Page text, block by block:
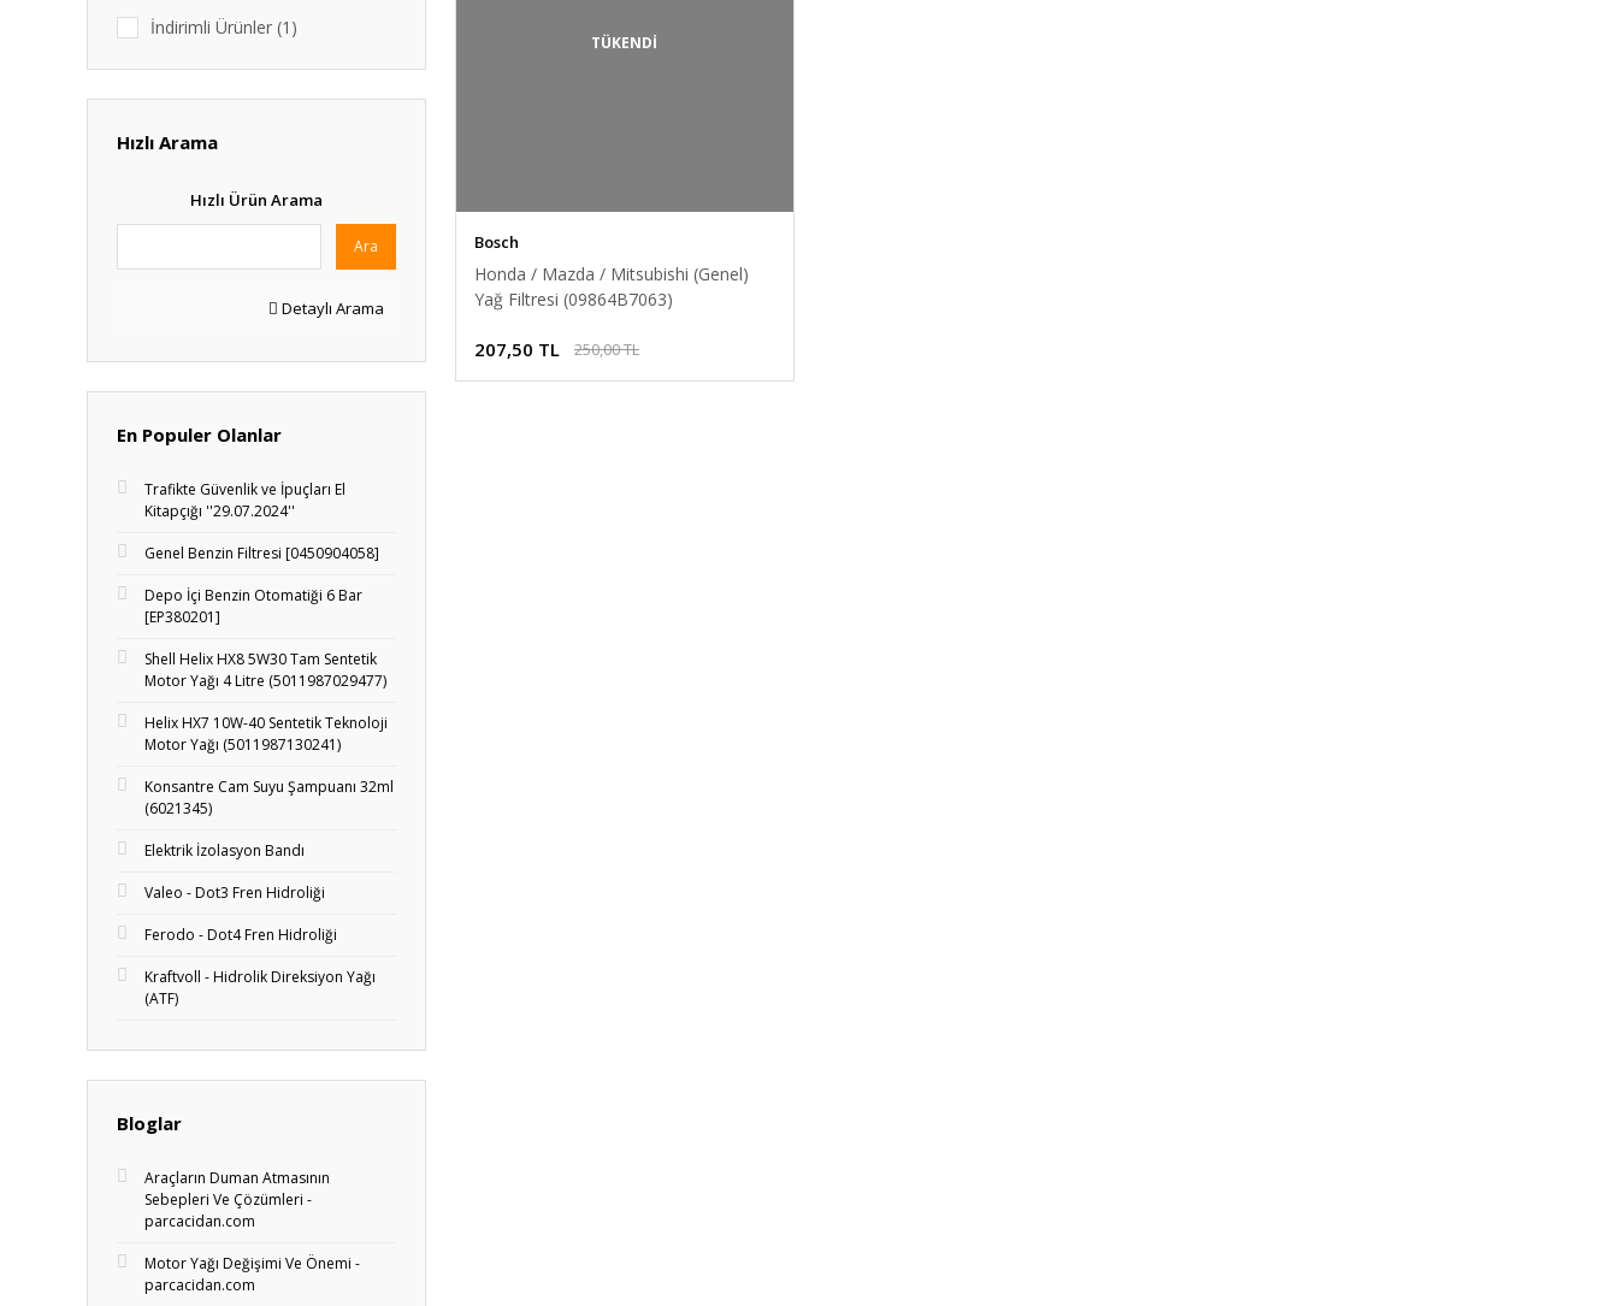
İndirimli Ürünler (1)
Hızlı Arama
Hızlı Ürün Arama
Ara
Detaylı Arama
En Populer Olanlar
Trafikte Güvenlik ve İpuçları El
Kitapçığı ''29.07.2024''
Genel Benzin Filtresi [0450904058]
Depo İçi Benzin Otomatiği 6 Bar
[EP380201]
Shell Helix HX8 5W30 Tam Sentetik
Motor Yağı 4 Litre (5011987029477)
Helix HX7 10W-40 Sentetik Teknoloji
Motor Yağı (5011987130241)
Konsantre Cam Suyu Şampuanı 32ml
(6021345)
Elektrik İzolasyon Bandı
Valeo - Dot3 Fren Hidroliği
Ferodo - Dot4 Fren Hidroliği
Kraftvoll - Hidrolik Direksiyon Yağı
(ATF)
Bloglar
Araçların Duman Atmasının
Sebepleri Ve Çözümleri -
parcacidan.com
Motor Yağı Değişimi Ve Önemi -
parcacidan.com
TÜKENDİ
Bosch
Honda / Mazda / Mitsubishi (Genel)
Yağ Filtresi (09864B7063)
207,50 TL 250,00 TL